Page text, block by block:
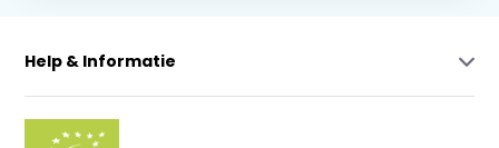
Help & Informatie